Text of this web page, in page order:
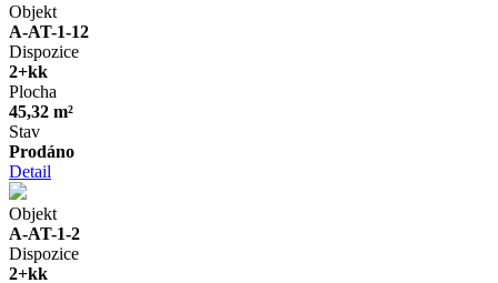
Objekt
A-AT-1-12
Dispozice
2+kk
Plocha
45,32 m²
Stav
Prodáno
Detail
Objekt
A-AT-1-2
Dispozice
2+kk